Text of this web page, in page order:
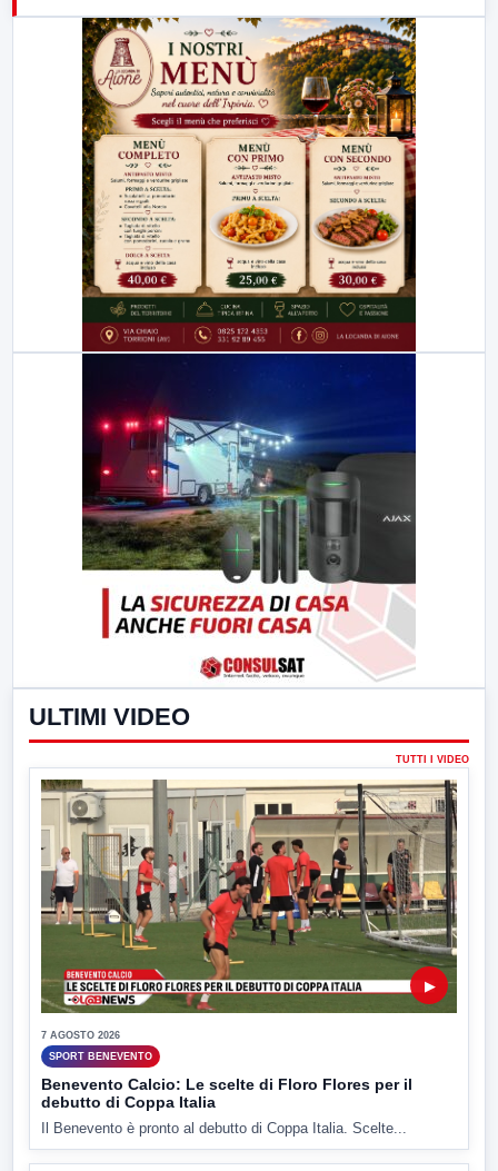
LabNews (replica)
ULTIMI VIDEO
TUTTI I VIDEO
▶
7 AGOSTO 2026
SPORT BENEVENTO
Benevento Calcio: Le scelte di Floro Flores per il
debutto di Coppa Italia
Il Benevento è pronto al debutto di Coppa Italia. Scelte...